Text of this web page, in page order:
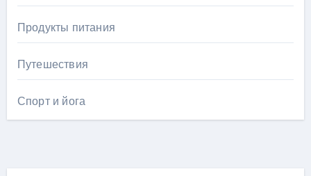
Продукты питания
Путешествия
Спорт и йога